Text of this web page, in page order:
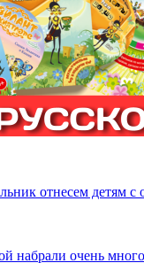
отнесем детям
набрали очень